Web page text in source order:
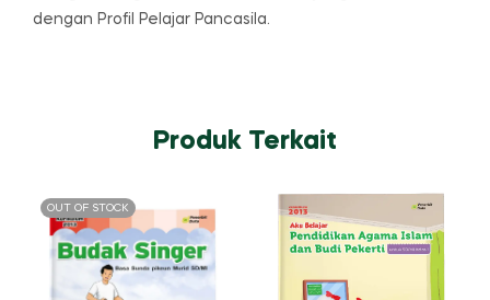
dengan Profil Pelajar Pancasila.
Produk Terkait
OUT OF STOCK